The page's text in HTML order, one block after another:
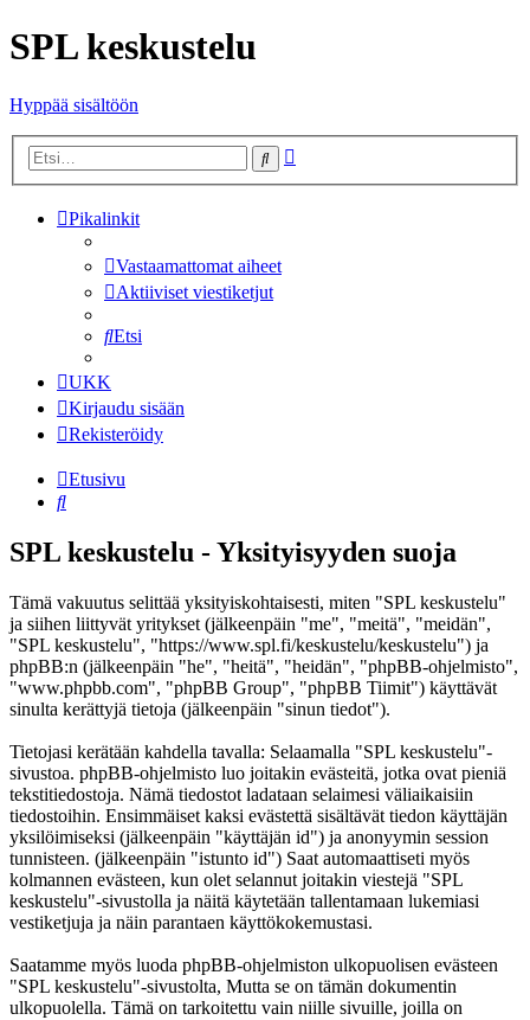
SPL keskustelu
Hyppää sisältöön
Etsi
Pikalinkit
Vastaamattomat aiheet
Aktiiviset viestiketjut
Etsi
UKK
Kirjaudu sisään
Rekisteröidy
Etusivu
Etsi
SPL keskustelu - Yksityisyyden suoja
Tämä vakuutus selittää yksityiskohtaisesti, miten "SPL keskustelu"
ja siihen liittyvät yritykset (jälkeenpäin "me", "meitä", "meidän",
"SPL keskustelu", "https://www.spl.fi/keskustelu/keskustelu") ja
phpBB:n (jälkeenpäin "he", "heitä", "heidän", "phpBB-ohjelmisto",
"www.phpbb.com", "phpBB Group", "phpBB Tiimit") käyttävät
sinulta kerättyjä tietoja (jälkeenpäin "sinun tiedot").
Tietojasi kerätään kahdella tavalla: Selaamalla "SPL keskustelu"-
sivustoa. phpBB-ohjelmisto luo joitakin evästeitä, jotka ovat pieniä
tekstitiedostoja. Nämä tiedostot ladataan selaimesi väliaikaisiin
tiedostoihin. Ensimmäiset kaksi evästettä sisältävät tiedon käyttäjän
yksilöimiseksi (jälkeenpäin "käyttäjän id") ja anonyymin session
tunnisteen. (jälkeenpäin "istunto id") Saat automaattiseti myös
kolmannen evästeen, kun olet selannut joitakin viestejä "SPL
keskustelu"-sivustolla ja näitä käytetään tallentamaan lukemiasi
vestiketjuja ja näin parantaen käyttökokemustasi.
Saatamme myös luoda phpBB-ohjelmiston ulkopuolisen evästeen
"SPL keskustelu"-sivustolta, Mutta se on tämän dokumentin
ulkopuolella. Tämä on tarkoitettu vain niille sivuille, joilla on